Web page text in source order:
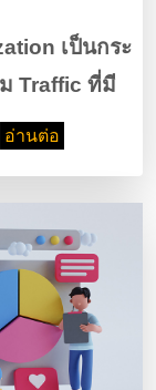
เป็นกระ
Traffic ที่มี
นหา จากผู้ใช้
อ่านต่อ